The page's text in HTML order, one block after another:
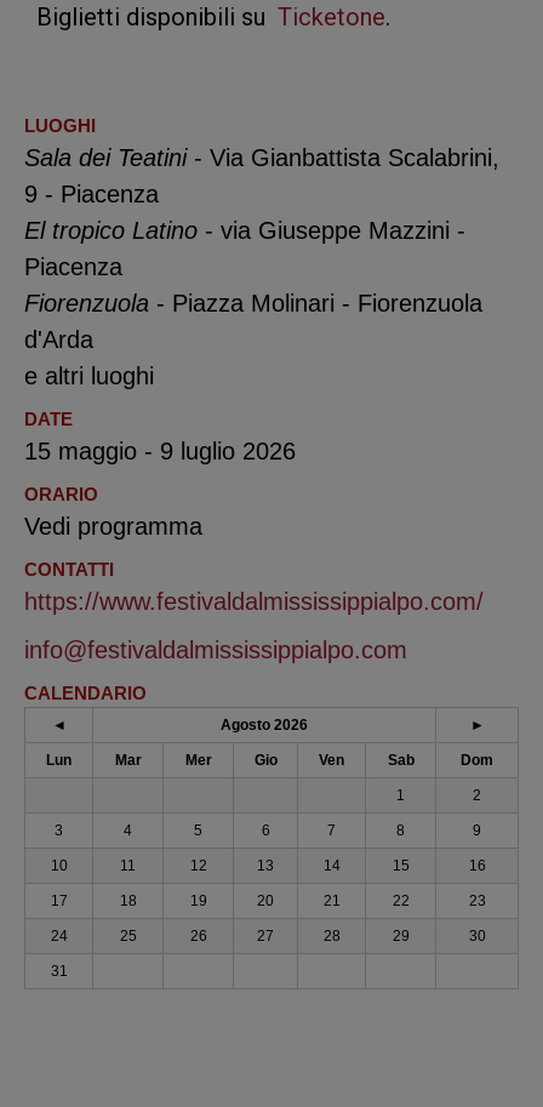
Biglietti disponibili su Ticketone.
LUOGHI
Sala dei Teatini - Via Gianbattista Scalabrini,
9 - Piacenza
El tropico Latino - via Giuseppe Mazzini -
Piacenza
Fiorenzuola - Piazza Molinari - Fiorenzuola
d'Arda
e altri luoghi
DATE
15 maggio - 9 luglio 2026
ORARIO
Vedi programma
CONTATTI
https://www.festivaldalmississippialpo.com/
info@festivaldalmississippialpo.com
CALENDARIO
◄ Agosto 2026 ►
Lun Mar Mer Gio Ven Sab Dom
1 2
3 4 5 6 7 8 9
10 11 12 13 14 15 16
17 18 19 20 21 22 23
24 25 26 27 28 29 30
31